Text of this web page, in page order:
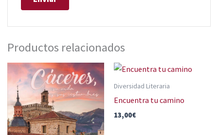
Productos relacionados
Diversidad Literaria
Encuentra tu camino
13,00€